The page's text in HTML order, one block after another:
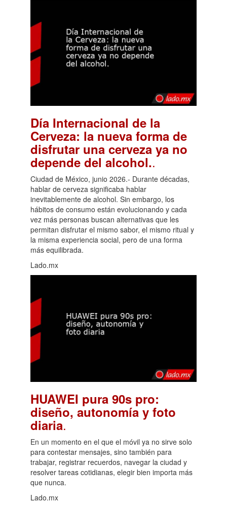
Día Internacional de la
Cerveza: la nueva forma de
disfrutar una cerveza ya no
depende del alcohol..
Ciudad de México, junio 2026.- Durante décadas,
hablar de cerveza significaba hablar
inevitablemente de alcohol. Sin embargo, los
hábitos de consumo están evolucionando y cada
vez más personas buscan alternativas que les
permitan disfrutar el mismo sabor, el mismo ritual y
la misma experiencia social, pero de una forma
más equilibrada.
Lado.mx
HUAWEI pura 90s pro:
diseño, autonomía y foto
diaria.
En un momento en el que el móvil ya no sirve solo
para contestar mensajes, sino también para
trabajar, registrar recuerdos, navegar la ciudad y
resolver tareas cotidianas, elegir bien importa más
que nunca.
Lado.mx